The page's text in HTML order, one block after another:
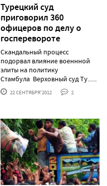
Турецкий суд
приговорил 360
офицеров по делу о
госперевороте
Скандальный процесс
подорвал влияние военнной
элиты на политику
Стамбула Верховный суд Ту......
22 СЕНТЯБРЯ'2012 2